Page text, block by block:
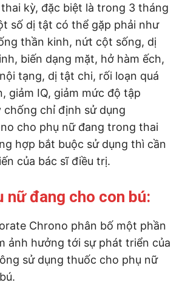
kỳ, đặc biệt là trong 3 tháng
số dị tật có thể gặp phải như
thần kinh, nứt cột sống, dị
biến dạng mặt, hở hàm ếch,
tạng, dị tật chi, rối loạn quá
giảm IQ, giảm mức độ tập
chỉ định sử dụng
cho phụ nữ đang trong thai
hợp bắt buộc sử dụng thì cần
của bác sĩ điều trị.
nữ đang cho con bú:
Chrono phân bố một phần
ảnh hưởng tới sự phát triển của
sử dụng thuốc cho phụ nữ